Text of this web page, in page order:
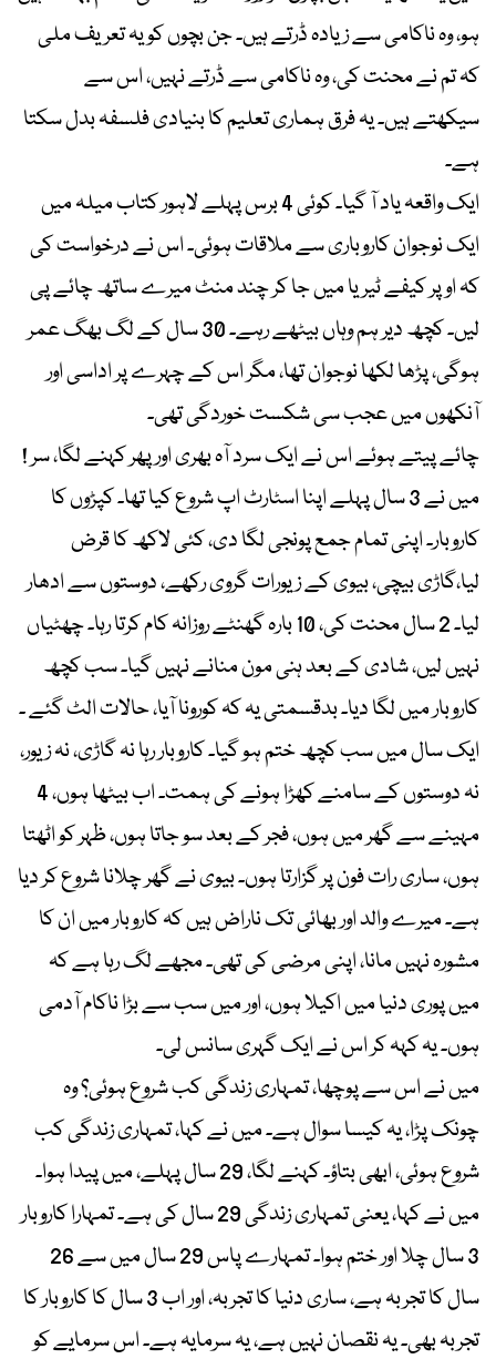
ہو، وہ ناکامی سے زیادہ ڈرتے ہیں۔ جن بچوں کو یہ تعریف ملی
کہ تم نے محنت کی، وہ ناکامی سے ڈرتے نہیں، اس سے
سیکھتے ہیں۔ یہ فرق ہماری تعلیم کا بنیادی فلسفہ بدل سکتا
ہے۔
ایک واقعہ یاد آ گیا۔ کوئی 4 برس پہلے لاہور کتاب میلہ میں
ایک نوجوان کاروباری سے ملاقات ہوئی۔ اس نے درخواست کی
کہ اوپر کیفے ٹیریا میں جا کر چند منٹ میرے ساتھ چائے پی
لیں۔ کچھ دیر ہم وہاں بیٹھے رہے۔ 30 سال کے لگ بھگ عمر
ہوگی، پڑھا لکھا نوجوان تھا، مگر اس کے چہرے پر اداسی اور
آنکھوں میں عجب سی شکست خوردگی تھی۔
چائے پیتے ہوئے اس نے ایک سرد آہ بھری اور پھر کہنے لگا، سر !
میں نے 3 سال پہلے اپنا اسٹارٹ اپ شروع کیا تھا۔ کپڑوں کا
کاروبار۔ اپنی تمام جمع پونجی لگا دی، کئی لاکھ کا قرض
لیا،گاڑی بیچی، بیوی کے زیورات گروی رکھے، دوستوں سے ادھار
لیا۔ 2 سال محنت کی، 10 بارہ گھنٹے روزانہ کام کرتا رہا۔ چھٹیاں
نہیں لیں، شادی کے بعد ہنی مون منانے نہیں گیا۔ سب کچھ
کاروبار میں لگا دیا۔ بدقسمتی یہ کہ کورونا آیا، حالات الٹ گئے ۔
ایک سال میں سب کچھ ختم ہو گیا۔ کاروبار رہا نہ گاڑی، نہ زیور،
نہ دوستوں کے سامنے کھڑا ہونے کی ہمت۔ اب بیٹھا ہوں، 4
مہینے سے گھر میں ہوں، فجر کے بعد سو جاتا ہوں، ظہر کو اٹھتا
ہوں، ساری رات فون پر گزارتا ہوں۔ بیوی نے گھر چلانا شروع کر دیا
ہے۔ میرے والد اور بھائی تک ناراض ہیں کہ کاروبار میں ان کا
مشورہ نہیں مانا، اپنی مرضی کی تھی۔ مجھے لگ رہا ہے کہ
میں پوری دنیا میں اکیلا ہوں، اور میں سب سے بڑا ناکام آدمی
ہوں۔ یہ کہہ کر اس نے ایک گہری سانس لی۔
میں نے اس سے پوچھا، تمہاری زندگی کب شروع ہوئی؟ وہ
چونک پڑا، یہ کیسا سوال ہے۔ میں نے کہا، تمہاری زندگی کب
شروع ہوئی، ابھی بتاؤ۔ کہنے لگا، 29 سال پہلے، میں پیدا ہوا۔
میں نے کہا، یعنی تمہاری زندگی 29 سال کی ہے۔ تمہارا کاروبار
3 سال چلا اور ختم ہوا۔ تمہارے پاس 29 سال میں سے 26
سال کا تجربہ ہے، ساری دنیا کا تجربہ، اور اب 3 سال کا کاروبار کا
تجربہ بھی۔ یہ نقصان نہیں ہے، یہ سرمایہ ہے۔ اس سرمایے کو